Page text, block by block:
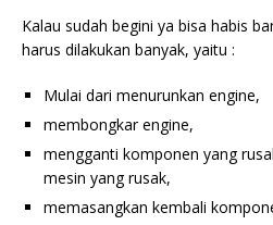
Kalau sudah begini ya bisa habis
harus dilakukan banyak, yaitu :
Mulai dari menurunkan engine,
membongkar engine,
mengganti komponen yang
mesin yang rusak,
memasangkan kembali